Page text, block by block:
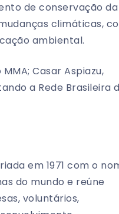
de conservação da
climáticas,
ambiental.
Casar Aspiazu,
a Rede Brasileira
em 1971 com o
do mundo e reúne
voluntários,